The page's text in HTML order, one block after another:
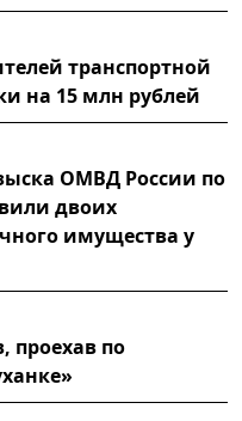
транспортной
на 15 млн рублей
ОМВД России по
двоих
имущества у
проехав по